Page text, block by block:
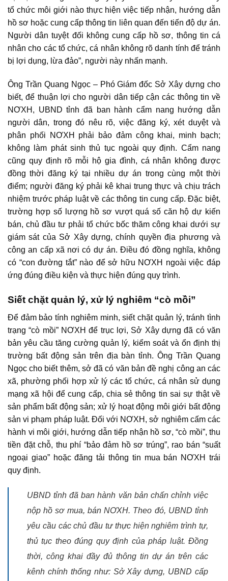
tổ chức môi giới nào thực hiện việc tiếp nhận, hướng dẫn
hồ sơ hoặc cung cấp thông tin liên quan đến tiến độ dự án.
Người dân tuyệt đối không cung cấp hồ sơ, thông tin cá
nhân cho các tổ chức, cá nhân không rõ danh tính để tránh
bị lợi dụng, lừa đảo”, người này nhấn mạnh.
Ông Trần Quang Ngọc – Phó Giám đốc Sở Xây dựng cho
biết, để thuận lợi cho người dân tiếp cận các thông tin về
NƠXH, UBND tỉnh đã ban hành cẩm nang hướng dẫn
người dân, trong đó nêu rõ, việc đăng ký, xét duyệt và
phân phối NƠXH phải bảo đảm công khai, minh bạch;
không làm phát sinh thủ tục ngoài quy định. Cẩm nang
cũng quy định rõ mỗi hộ gia đình, cá nhân không được
đồng thời đăng ký tại nhiều dự án trong cùng một thời
điểm; người đăng ký phải kê khai trung thực và chịu trách
nhiệm trước pháp luật về các thông tin cung cấp. Đặc biệt,
trường hợp số lượng hồ sơ vượt quá số căn hộ dự kiến
bán, chủ đầu tư phải tổ chức bốc thăm công khai dưới sự
giám sát của Sở Xây dựng, chính quyền địa phương và
công an cấp xã nơi có dự án. Điều đó đồng nghĩa, không
có “con đường tắt” nào để sở hữu NƠXH ngoài việc đáp
ứng đúng điều kiện và thực hiện đúng quy trình.
Siết chặt quản lý, xử lý nghiêm “cò mồi”
Để đảm bảo tính nghiêm minh, siết chặt quản lý, tránh tình
trạng “cò mồi” NƠXH để trục lợi, Sở Xây dựng đã có văn
bản yêu cầu tăng cường quản lý, kiểm soát và ổn định thị
trường bất động sản trên địa bàn tỉnh. Ông Trần Quang
Ngọc cho biết thêm, sở đã có văn bản đề nghị công an các
xã, phường phối hợp xử lý các tổ chức, cá nhân sử dụng
mạng xã hội để cung cấp, chia sẻ thông tin sai sự thật về
sản phẩm bất động sản; xử lý hoạt động môi giới bất động
sản vi phạm pháp luật. Đối với NƠXH, sở nghiêm cấm các
hành vi môi giới, hướng dẫn tiếp nhận hồ sơ, “cò mồi”, thu
tiền đặt chỗ, thu phí “bảo đảm hồ sơ trúng”, rao bán “suất
ngoại giao” hoặc đăng tải thông tin mua bán NƠXH trái
quy định.
UBND tỉnh đã ban hành văn bản chấn chỉnh việc
nộp hồ sơ mua, bán NƠXH. Theo đó, UBND tỉnh
yêu cầu các chủ đầu tư thực hiện nghiêm trình tự,
thủ tục theo đúng quy định của pháp luật. Đồng
thời, công khai đầy đủ thông tin dự án trên các
kênh chính thống như: Sở Xây dựng, UBND cấp